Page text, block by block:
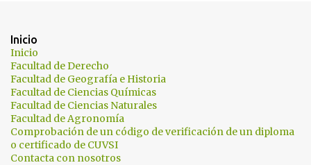
a
r
i
o
s
Inicio
Inicio
Facultad de Derecho
Facultad de Geografía e Historia
Facultad de Ciencias Químicas
Facultad de Ciencias Naturales
Facultad de Agronomía
Comprobación de un código de verificación de un diploma
o certificado de CUVSI
Contacta con nosotros